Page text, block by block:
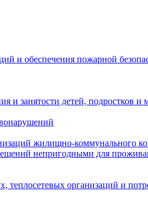
и обеспечения пожарной
и занятости детей, подростков
жилищно-коммунального
непригодными для
организаций и